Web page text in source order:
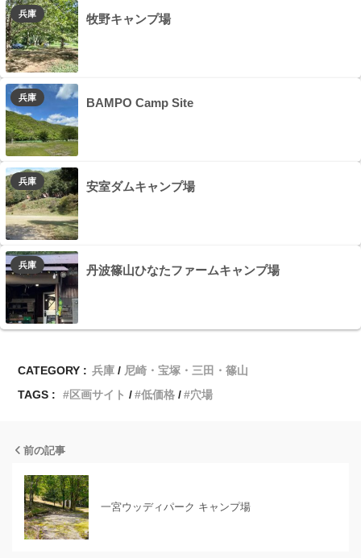
牧野キャンプ場
兵庫
BAMPO Camp Site
兵庫
安室ダムキャンプ場
兵庫
丹波篠山ひなたファームキャンプ場
兵庫
CATEGORY : 兵庫
尼崎・宝塚・三田・篠山
TAGS :
区画サイト 低価格 穴場
前の記事
一宮ウッディパーク キャンプ場